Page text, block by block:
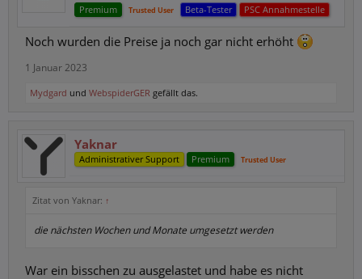
Premium Trusted User Beta-Tester PSC Annahmestelle
Noch wurden die Preise ja noch gar nicht erhöht
1 Januar 2023
Mydgard und WebspiderGER gefällt das.
Yaknar
Administrativer Support Premium Trusted User
Zitat von Yaknar: ↑
die nächsten Wochen und Monate umgesetzt werden
War ein bisschen zu ausgelastet und habe es nicht